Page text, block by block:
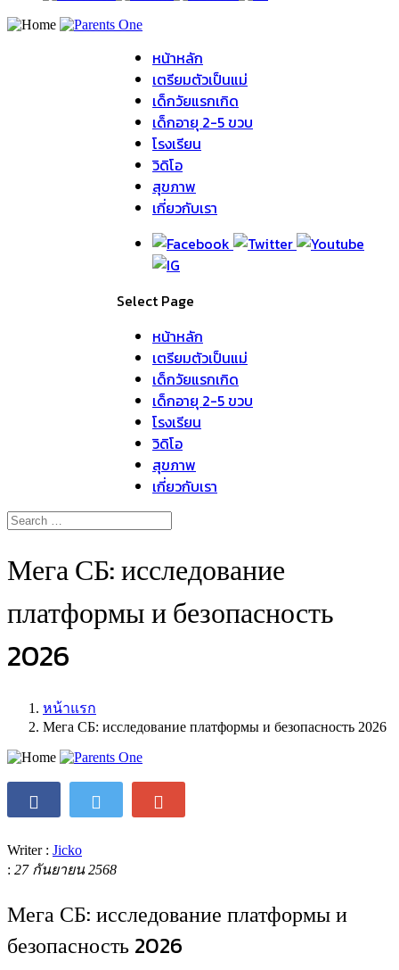
หน้าหลัก
เตรียมตัวเป็นแม่
เด็กวัยแรกเกิด
เด็กอายุ 2-5 ขวบ
โรงเรียน
วิดิโอ
สุขภาพ
เกี่ยวกับเรา
Select Page
หน้าหลัก
เตรียมตัวเป็นแม่
เด็กวัยแรกเกิด
เด็กอายุ 2-5 ขวบ
โรงเรียน
วิดิโอ
สุขภาพ
เกี่ยวกับเรา
Мега СБ: исследование
платформы и безопасность
2026
หน้าแรก
Мега СБ: исследование платформы и безопасность 2026
Writer : Jicko
: 27 กันยายน 2568
Мега СБ: исследование платформы и
безопасность 2026